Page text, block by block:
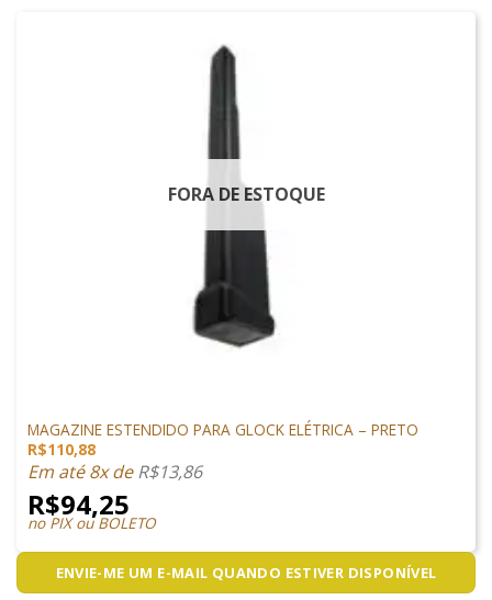
FORA DE ESTOQUE
MAGAZINE ESTENDIDO PARA GLOCK ELÉTRICA – PRETO
R$110,88
Em até 8x deR$13,86
R$94,25
no PIX ou BOLETO
ENVIE-ME UM E-MAIL QUANDO ESTIVER DISPONÍVEL